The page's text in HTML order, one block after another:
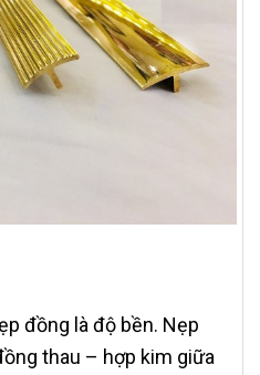
đồng là độ bền. Nẹp
thau – hợp kim giữa